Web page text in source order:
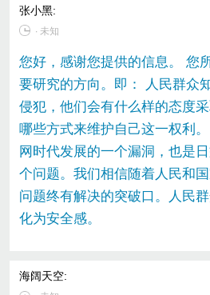
张小黑:
∙ 未知
您好，感谢您提供的信息。 您
要研究的方向。即： 人民群众
侵犯，他们会有什么样的态度
哪些方式来维护自己这一权利
网时代发展的一个漏洞，也是
个问题。我们相信随着人民和
问题终有解决的突破口。人民
化为安全感。
海阔天空: